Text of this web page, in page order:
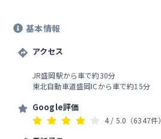
平日でしたが、学生さんの春休みか
のメインはレストランのようでした。
らは本格的な食事が楽しめるようで
保冷バッグがあるとよさそうです。
（販売されています）
基本情報
アクセス
JR盛岡駅から車で約30分
東北自動車道盛岡ICから車で約15分
Google評価
4 / 5.0 （6347件）